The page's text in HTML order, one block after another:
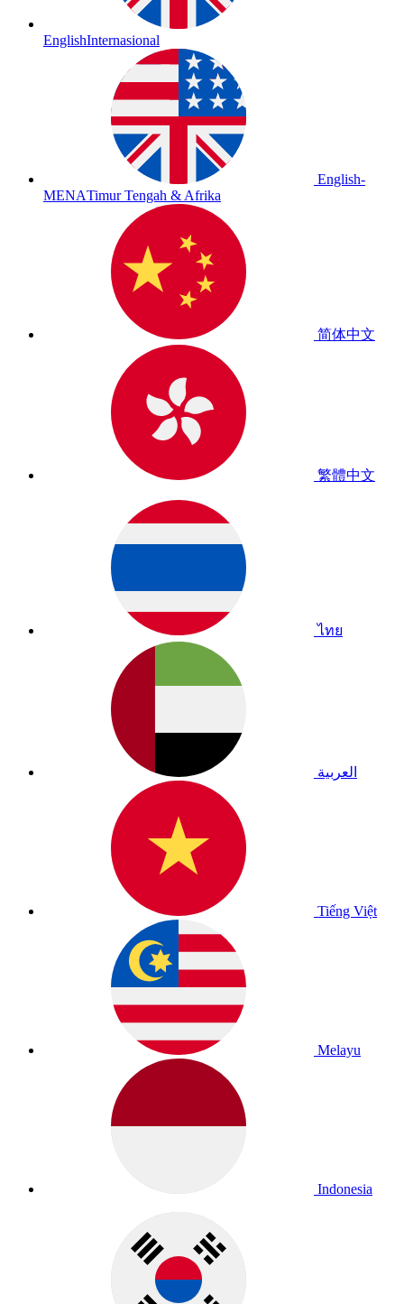
EnglishInternasional
English-
MENATimur Tengah & Afrika
简体中文
繁體中文
ไทย
العربية
Tiếng Việt
Melayu
Indonesia